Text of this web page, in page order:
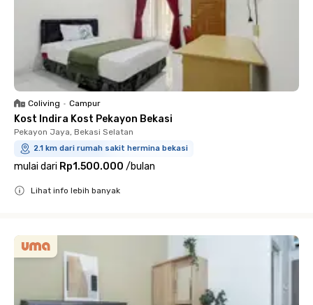
Coliving • Campur
Kost Indira Kost Pekayon Bekasi
Pekayon Jaya, Bekasi Selatan
2.1 km dari rumah sakit hermina bekasi
mulai dari Rp1.500.000 /bulan
Lihat info lebih banyak